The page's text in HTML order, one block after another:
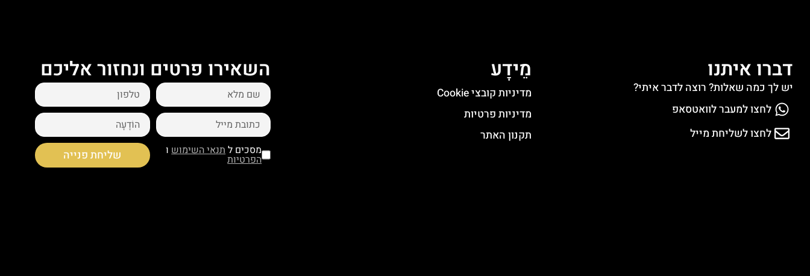
השאירו פרטים ונחזור אליכם
מסכים לתנאי השימושו
הפרטיות שליחת פנייה
מֵידָע
מדיניות קובצי Cookie
מדיניות פרטיות
תקנון האתר
דברו איתנו
יש לך כמה שאלות? רוצה לדבר איתי?
לחצו למעבר לוואטסאפ
לחצו לשליחת מייל